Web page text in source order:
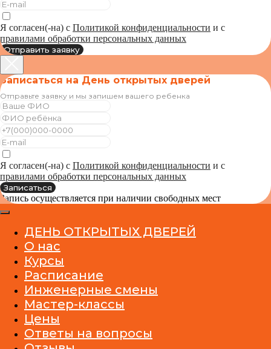
Я согласен(-на) с Политикой конфиденциальности и с
правилами обработки персональных данных
Отправить заявку
Записаться на День открытых дверей
Отправьте заявку и мы запишем вашего ребенка
Я согласен(-на) с Политикой конфиденциальности и с
правилами обработки персональных данных
Записаться
Запись осуществляется при наличии свободных мест
ДЕНЬ ОТКРЫТЫХ ДВЕРЕЙ
О нас
Курсы
Расписание
Инженерные смены
Мастер-классы
Цены
Ответы на вопросы
ЦЕНТР ДЕТСКОГО
ИННОВАЦИОННОГО ТВОРЧЕСТВА